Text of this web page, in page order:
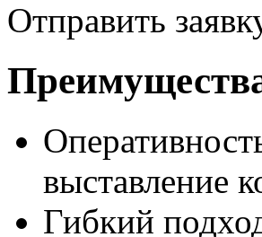
Отправить
выставление
Гибкий